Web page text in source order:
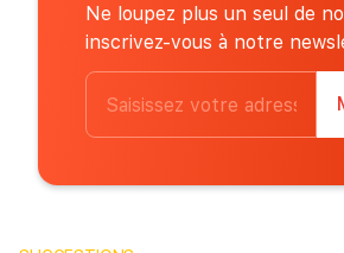
Ne loupez plus un seul de
inscrivez-vous à notre